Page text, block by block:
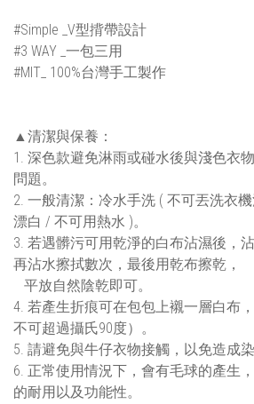
#Simple _V型揹帶設計
#3 WAY _一包三用
#MIT_ 100%台灣手工製作
▲清潔與保養：
1. 深色款避免淋雨或碰水後與淺色衣
問題。
2. 一般清潔：冷水手洗 ( 不可丟洗衣
漂白 / 不可用熱水 )。
3. 若遇髒污可用乾淨的白布沾濕後，
再沾水擦拭數次，最後用乾布擦乾，
平放自然陰乾即可。
4. 若產生折痕可在包包上襯一層白布
不可超過攝氏90度）。
5. 請避免與牛仔衣物接觸，以免造成染
6. 正常使用情況下，會有毛球的產生
的耐用以及功能性。